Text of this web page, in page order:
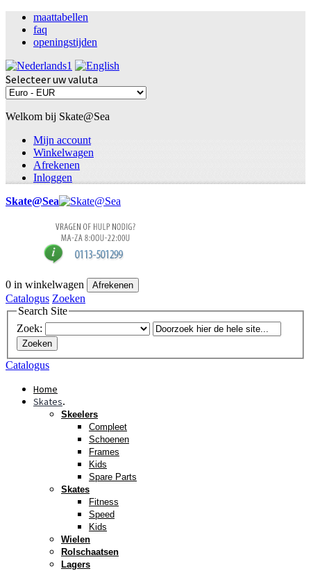
maattabellen
faq
openingstijden
Selecteer uw valuta
Welkom bij Skate@Sea
Mijn account
Winkelwagen
Afrekenen
Inloggen
Skate@Sea
0 in winkelwagen Afrekenen
Catalogus Zoeken
Search Site
Zoek:
Zoeken
Catalogus
Home
Skates.
Skeelers
Compleet
Schoenen
Frames
Kids
Spare Parts
Skates
Fitness
Speed
Kids
Wielen
Rolschaatsen
Lagers